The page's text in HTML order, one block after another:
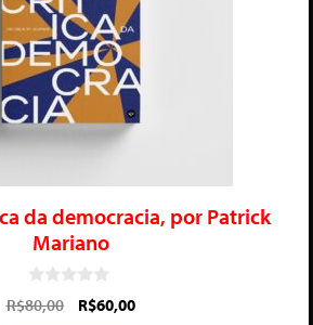
da democracia, por Patrick
Mariano
0
d
R$80,00 R$60,00